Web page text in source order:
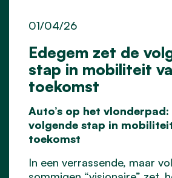
Edegem zet de
stap in mobiliteit
toekomst
01/04/26
Auto’s op het vlonderpad:
volgende stap in
toekomst
In een verrassende, maar